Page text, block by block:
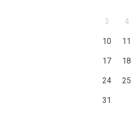
3 4
10 11
17 18
24 25
31